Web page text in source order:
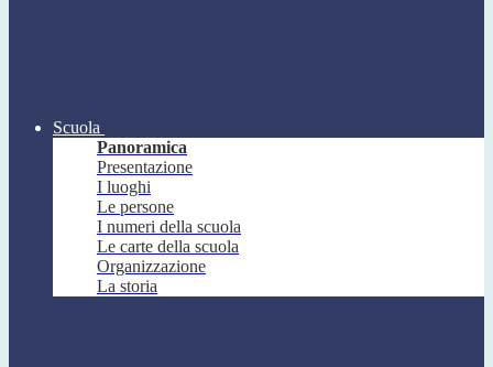
Scuola
Panoramica
Presentazione
I luoghi
Le persone
I numeri della scuola
Le carte della scuola
Organizzazione
La storia